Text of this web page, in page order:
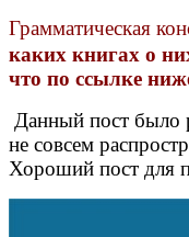
Грамматическая
каких книгах о
что по ссылке
Данный пост было
не совсем
Хороший пост для